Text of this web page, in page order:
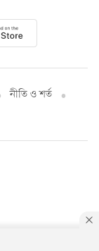
নীতি ও শর্ত